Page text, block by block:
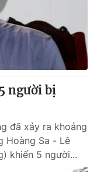
người bị
đã xảy ra khoảng
Hoàng Sa - Lê
khiến 5 người...